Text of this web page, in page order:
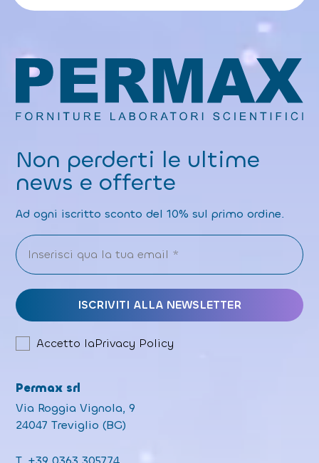
Non perderti le ultime
news e offerte
Ad ogni iscritto sconto del 10% sul primo ordine.
Accetto laPrivacy Policy
Permax srl
Via Roggia Vignola, 9
24047 Treviglio (BG)